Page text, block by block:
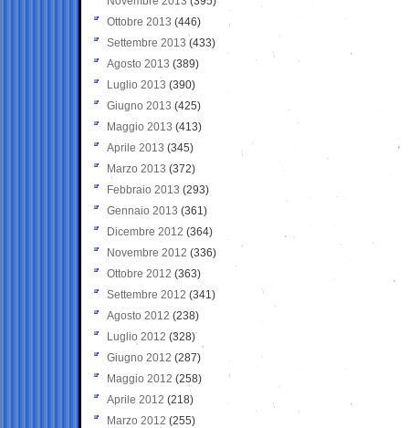
Ottobre 2013 (446)
Settembre 2013 (433)
Agosto 2013 (389)
Luglio 2013 (390)
Giugno 2013 (425)
Maggio 2013 (413)
Aprile 2013 (345)
Marzo 2013 (372)
Febbraio 2013 (293)
Gennaio 2013 (361)
Dicembre 2012 (364)
Novembre 2012 (336)
Ottobre 2012 (363)
Settembre 2012 (341)
Agosto 2012 (238)
Luglio 2012 (328)
Giugno 2012 (287)
Maggio 2012 (258)
Aprile 2012 (218)
Marzo 2012 (255)